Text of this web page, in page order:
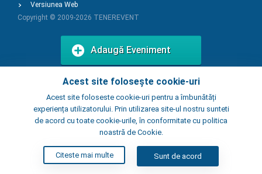
Acest site folosește cookie-uri
Acest site foloseste cookie-uri pentru a îmbunătăți
experiența utilizatorului. Prin utilizarea site-ul nostru sunteti
de acord cu toate cookie-urile, în conformitate cu politica
noastră de Cookie.
Citeste mai multe Sunt de acord
Versiunea Web
Copyright © 2009-2026 TENEREVENT
Adaugă Eveniment
Adaugă Local